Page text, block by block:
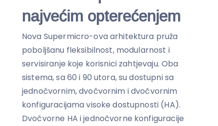
najvećim opterećenjem
Nova Supermicro-ova arhitektura pruža
poboljšanu fleksibilnost, modularnost i
servisiranje koje korisnici zahtjevaju. Oba
sistema, sa 60 i 90 utora, su dostupni sa
jednočvornim, dvočvornim i dvočvornim
konfiguracijama visoke dostupnosti (HA).
Dvočvorne HA i jednočvorne konfiguracije